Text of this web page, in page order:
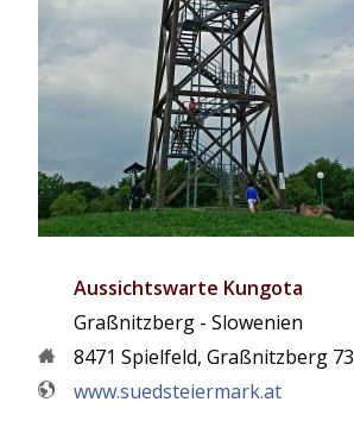
Aussichtswarte Kungota
Graßnitzberg - Slowenien
8471 Spielfeld,Graßnitzberg 73
www.suedsteiermark.at